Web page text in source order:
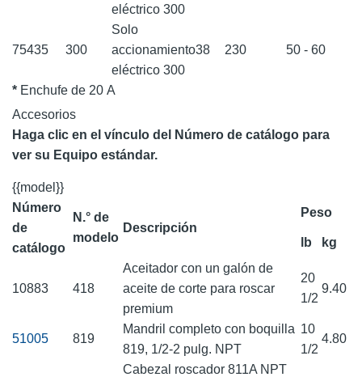
eléctrico 300
75435 300
Solo
accionamiento
eléctrico 300
38 230 50 - 60
* Enchufe de 20 A
Accesorios
Haga clic en el vínculo del Número de catálogo para
ver su Equipo estándar.
{{model}}
Número
de
catálogo
N.° de
modelo
Descripción
Peso
lb kg
10883 418
Aceitador con un galón de
aceite de corte para roscar
premium
20
1/2
9.40
51005 819
Mandril completo con boquilla
819, 1/2-2 pulg. NPT
10
1/2
4.80
Cabezal roscador 811A NPT